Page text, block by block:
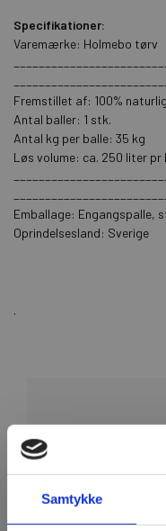
Samtykke
Specifikationer:
Varemærke: Holmebo tørv
Fremstillet af: 100%
Antal baller: 1 stk.
Antal kg per balle: 35 kg
Løs volume: ca. 250 liter
Emballage:
Oprindelsesland: Sverige
.